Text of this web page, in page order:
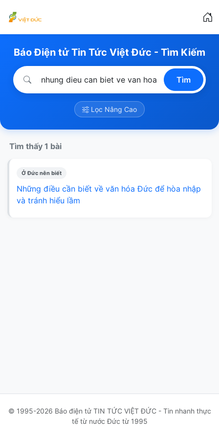
Báo Điện tử Tin Tức Việt Đức - Tìm Kiếm
Tìm
Lọc Nâng Cao
Tìm thấy 1 bài
Ở Đức nên biết
Những điều cần biết về văn hóa Đức để hòa nhập
và tránh hiểu lầm
© 1995-2026 Báo điện tử TIN TỨC VIỆT ĐỨC - Tin nhanh thực
tế từ nước Đức từ 1995